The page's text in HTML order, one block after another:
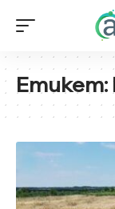
Етикет: